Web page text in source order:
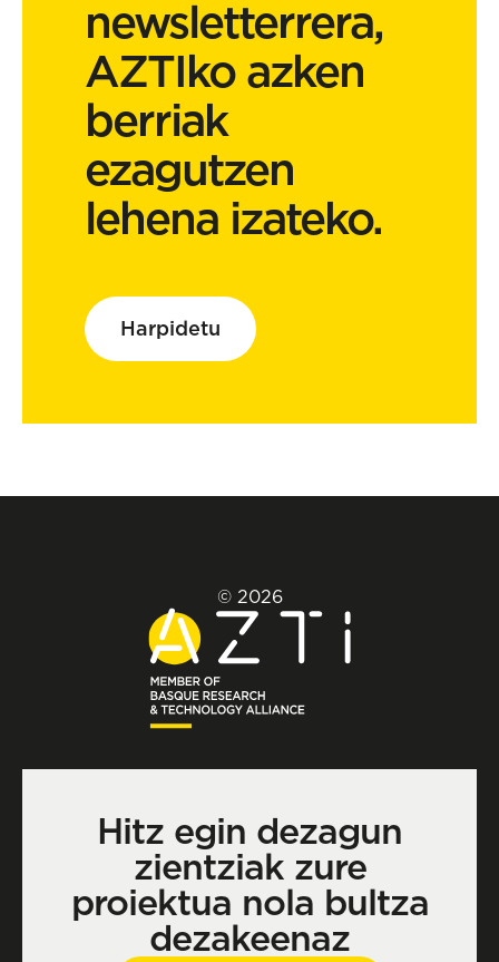
newsletterrera,
AZTIko azken
berriak
ezagutzen
lehena izateko.
Harpidetu
© 2026
Hitz egin dezagun
zientziak zure
proiektua nola bultza
dezakeenaz